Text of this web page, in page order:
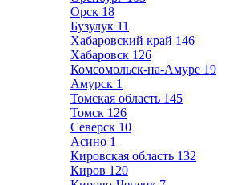
Орск 18
Бузулук 11
Хабаровский край 146
Хабаровск 126
Комсомольск-на-Амуре 19
Амурск 1
Томская область 145
Томск 126
Северск 10
Асино 1
Кировская область 132
Киров 120